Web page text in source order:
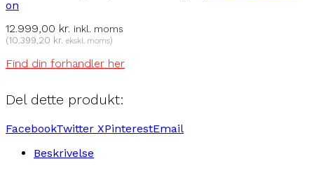
on
12.999,00 kr. inkl. moms
(10.399,20 kr. ekskl. moms)
Find din forhandler her
Del dette produkt:
FacebookTwitter XPinterestEmail
Beskrivelse